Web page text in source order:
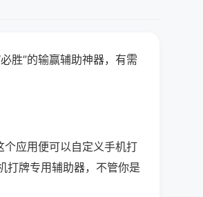
胜”的输赢辅助神器，有需
个应用便可以自定义手机打
打牌专用辅助器，不管你是